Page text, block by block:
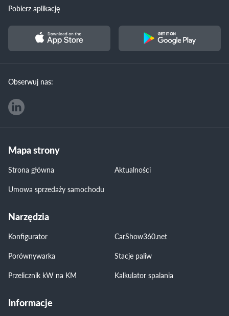
Pobierz aplikację
Obserwuj nas:
Mapa strony
Strona główna
Aktualności
Umowa sprzedaży samochodu
Narzędzia
Konfigurator
CarShow360.net
Porównywarka
Stacje paliw
Przelicznik kW na KM
Kalkulator spalania
Informacje